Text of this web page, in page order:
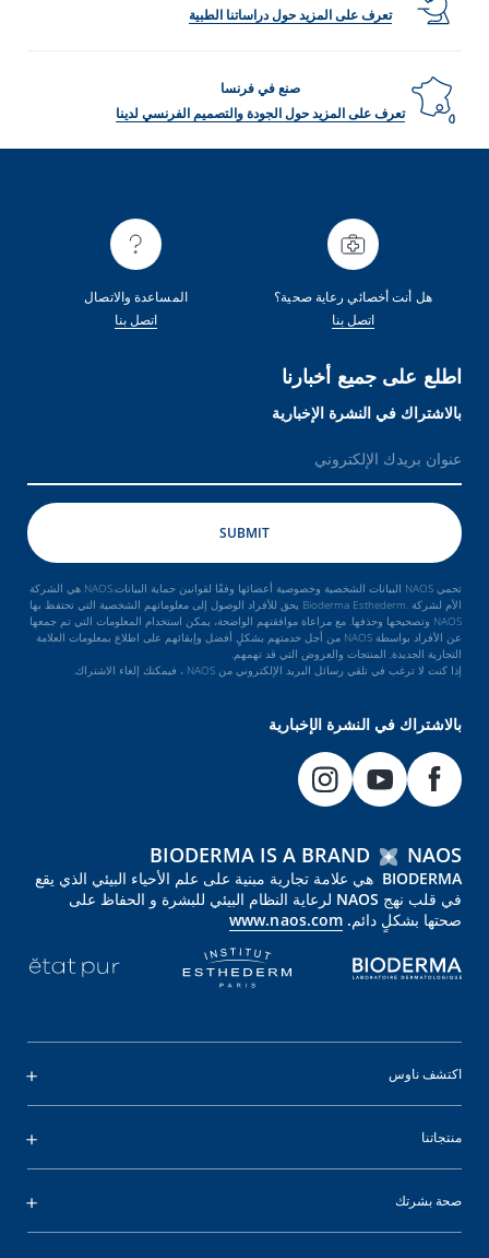
تعرف على المزيد حول دراساتنا الطبية
صنع في فرنسا
تعرف على المزيد حول الجودة والتصميم الفرنسي لدينا
هل أنت أخصائي رعاية صحية؟
اتصل بنا
المساعدة والاتصال
اتصل بنا
اطلع على جميع أخبارنا
بالاشتراك في النشرة الإخبارية
تحمي NAOS البيانات الشخصية وخصوصية أعضائها وفقًا لقوانين حماية البيانات.NAOS هي الشركة
الأم لشركة .Bioderma Esthederm يحق للأفراد الوصول إلى معلوماتهم الشخصية التي تحتفظ بها
NAOS وتصحيحها وحذفها. مع مراعاة موافقتهم الواضحة، يمكن استخدام المعلومات التي تم جمعها
عن الأفراد بواسطة NAOS من أجل خدمتهم بشكلٍ أفضل وإبقائهم على اطلاع بمعلومات العلامة
التجارية الجديدة, المنتجات والعروض التي قد تهمهم.
إذا كنت لا ترغب في تلقي رسائل البريد الإلكتروني من NAOS ، فيمكنك إلغاء الاشتراك.
بالاشتراك في النشرة الإخبارية
BIODERMA IS A BRAND NAOS
BIODERMA هي علامة تجارية مبنية على علم الأحياء البيئي الذي يقع
في قلب نهج NAOS لرعاية النظام البيئي للبشرة و الحفاظ على
صحتها بشكلٍ دائم. www.naos.com
اكتشف ناوس
منتجاتنا
صحة بشرتك